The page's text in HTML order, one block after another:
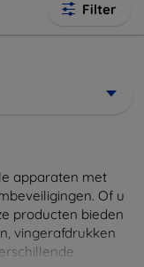
Filter
apparaten met
Of u
producten bieden
vingerafdrukken